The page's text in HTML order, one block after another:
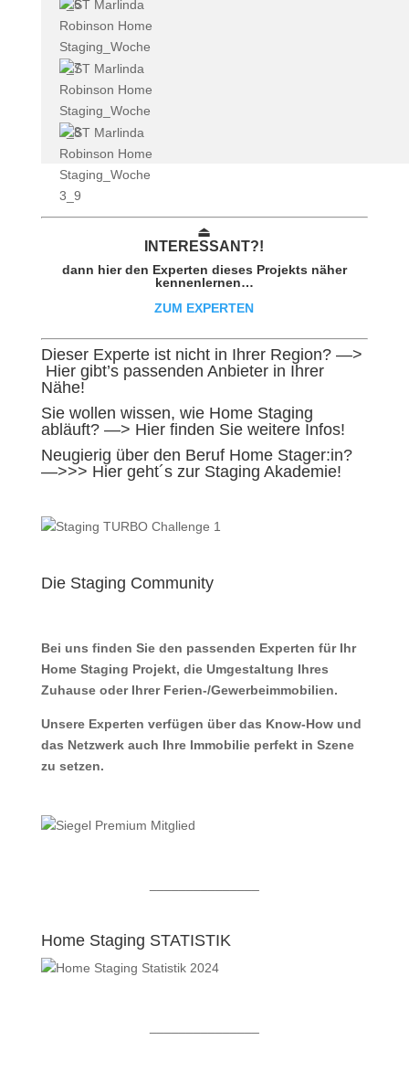
⏏︎
INTER ESSANT?!
dann hier den Experten dieses Projekts näher
kennenlernen…
ZUM EXPERTEN
Dieser Experte ist nicht in Ihrer Region? —>
Hier gibt’s passenden Anbieter in Ihrer
Nähe!
Sie wollen wissen, wie Home Staging
abläuft? —> Hier finden Sie weitere Infos!
Neugierig über den Beruf Home Stager:in?
—>>> Hier geht´s zur Staging Akademie!
Die Staging Community
Bei uns finden Sie den passenden Experten für Ihr
Home Staging Projekt, die Umgestaltung Ihres
Zuhause oder Ihrer Ferien-/Gewerbeimmobilien.
Unsere Experten verfügen über das Know-How und
das Netzwerk auch Ihre Immobilie perfekt in Szene
zu setzen.
Home Staging STATISTIK